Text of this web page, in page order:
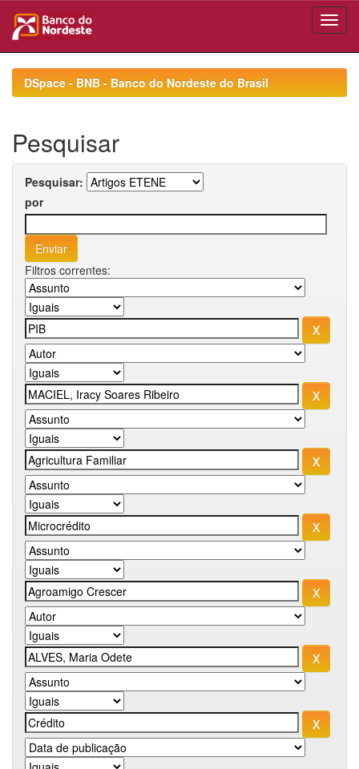
navigationDSpace - BNB - Banco do Nordeste do Brasil
Pesquisar
Pesquisar:
por
Filtros correntes: